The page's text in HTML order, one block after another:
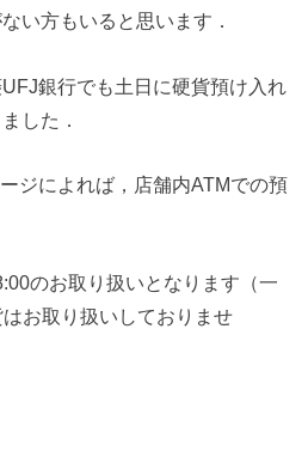
い方もいると思います．
銀行でも土日に硬貨預け入れ
した．
ジによれば，店舗内ATMでの預
のお取り扱いとなります（一
お取り扱いしておりませ